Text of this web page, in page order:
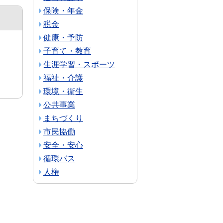
保険・年金
税金
健康・予防
子育て・教育
生涯学習・スポーツ
福祉・介護
環境・衛生
公共事業
まちづくり
市民協働
安全・安心
循環バス
人権